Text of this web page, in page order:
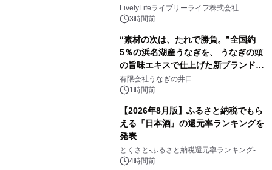
8月10日より開催
LivelyLifeライブリーライフ株式会社
3時間前
“素材の次は、たれで勝負。”全国約
5％の浜名湖産うなぎを、 うなぎの頭
の旨味エキスで仕上げた新ブランド
「井口の誉」誕生
有限会社うなぎの井口
1時間前
【2026年8月版】ふるさと納税でもら
える『日本酒』の還元率ランキングを
発表
とくさと-ふるさと納税還元率ランキング-
4時間前